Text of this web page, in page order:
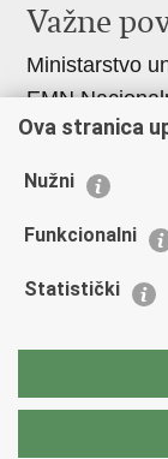
Važne
Ministarstvo
EMN
Hrvatsku
Policijska
Muzej policije
Dom zdravlja
Ova stranica
Nužni
Funkcionalni
Statistički